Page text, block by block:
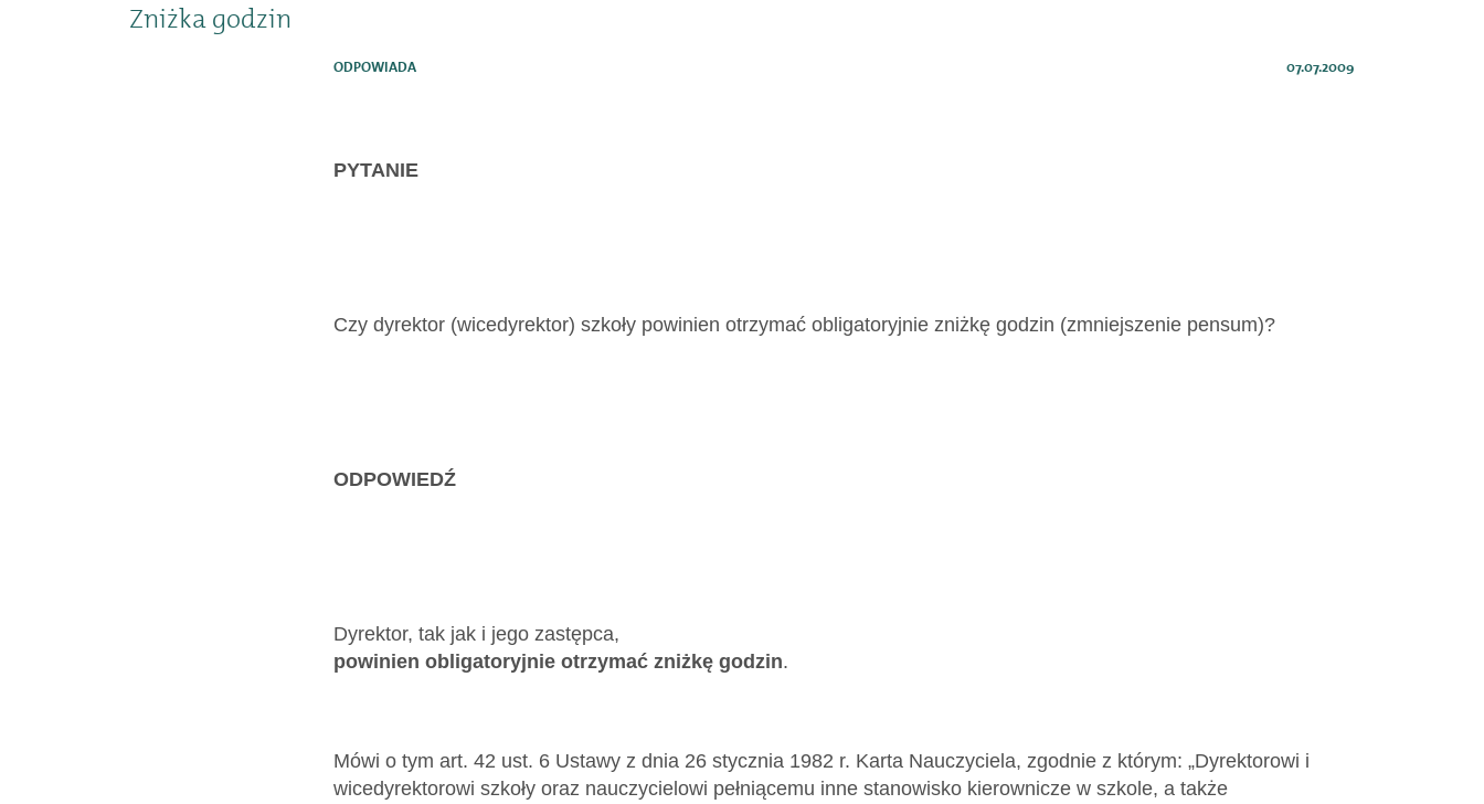
Zniżka godzin
ODPOWIADA 07.07.2009
PYTANIE
Czy dyrektor (wicedyrektor) szkoły powinien otrzymać obligatoryjnie zniżkę godzin (zmniejszenie pensum)?
ODPOWIEDŹ
Dyrektor, tak jak i jego zastępca,
powinien obligatoryjnie otrzymać zniżkę godzin.
Mówi o tym art. 42 ust. 6 Ustawy z dnia 26 stycznia 1982 r. Karta Nauczyciela, zgodnie z którym: „Dyrektorowi i
wicedyrektorowi szkoły oraz nauczycielowi pełniącemu inne stanowisko kierownicze w szkole, a także